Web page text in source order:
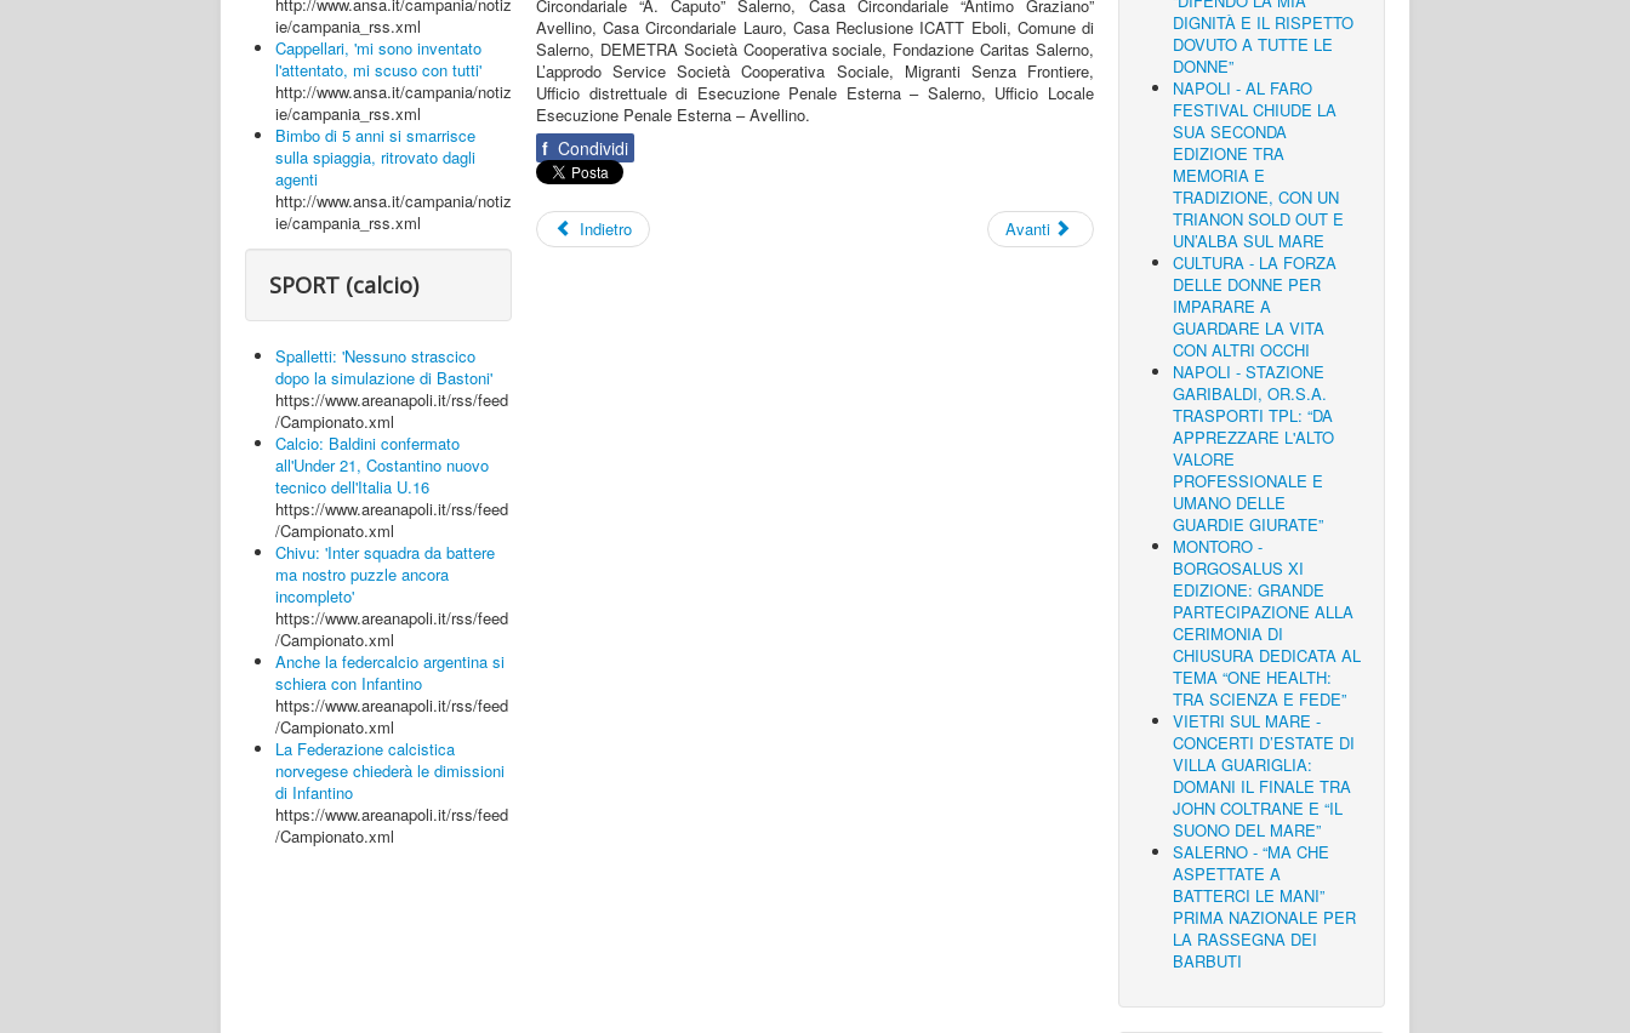
ie/campania_rss.xml
Cappellari, 'mi sono inventato
l'attentato, mi scuso con tutti'
http://www.ansa.it/campania/notiz
ie/campania_rss.xml
Bimbo di 5 anni si smarrisce
sulla spiaggia, ritrovato dagli
agenti
http://www.ansa.it/campania/notiz
ie/campania_rss.xml
SPORT (calcio)
Spalletti: 'Nessuno strascico
dopo la simulazione di Bastoni'
https://www.areanapoli.it/rss/feed
/Campionato.xml
Calcio: Baldini confermato
all'Under 21, Costantino nuovo
tecnico dell'Italia U.16
https://www.areanapoli.it/rss/feed
/Campionato.xml
Chivu: 'Inter squadra da battere
ma nostro puzzle ancora
incompleto'
https://www.areanapoli.it/rss/feed
/Campionato.xml
Anche la federcalcio argentina si
schiera con Infantino
https://www.areanapoli.it/rss/feed
/Campionato.xml
La Federazione calcistica
norvegese chiederà le dimissioni
di Infantino
https://www.areanapoli.it/rss/feed
/Campionato.xml
Circondariale “A. Caputo” Salerno, Casa Circondariale “Antimo Graziano”
Avellino, Casa Circondariale Lauro, Casa Reclusione ICATT Eboli, Comune di
Salerno, DEMETRA Società Cooperativa sociale, Fondazione Caritas Salerno,
L’approdo Service Società Cooperativa Sociale, Migranti Senza Frontiere,
Ufficio distrettuale di Esecuzione Penale Esterna – Salerno, Ufficio Locale
Esecuzione Penale Esterna – Avellino.
f Condividi
Indietro Avanti
DIGNITÀ E IL RISPETTO
DOVUTO A TUTTE LE
DONNE”
NAPOLI - AL FARO
FESTIVAL CHIUDE LA
SUA SECONDA
EDIZIONE TRA
MEMORIA E
TRADIZIONE, CON UN
TRIANON SOLD OUT E
UN’ALBA SUL MARE
CULTURA - LA FORZA
DELLE DONNE PER
IMPARARE A
GUARDARE LA VITA
CON ALTRI OCCHI
NAPOLI - STAZIONE
GARIBALDI, OR.S.A.
TRASPORTI TPL: “DA
APPREZZARE L'ALTO
VALORE
PROFESSIONALE E
UMANO DELLE
GUARDIE GIURATE”
MONTORO -
BORGOSALUS XI
EDIZIONE: GRANDE
PARTECIPAZIONE ALLA
CERIMONIA DI
CHIUSURA DEDICATA AL
TEMA “ONE HEALTH:
TRA SCIENZA E FEDE”
VIETRI SUL MARE -
CONCERTI D’ESTATE DI
VILLA GUARIGLIA:
DOMANI IL FINALE TRA
JOHN COLTRANE E “IL
SUONO DEL MARE”
SALERNO - “MA CHE
ASPETTATE A
BATTERCI LE MANI”
PRIMA NAZIONALE PER
LA RASSEGNA DEI
BARBUTI